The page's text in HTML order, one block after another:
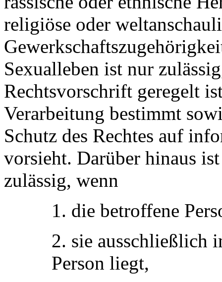
religiöse oder
Sexualleben ist nur
Rechtsvorschrift geregelt
Verarbeitung bestimmt
Schutz des Rechtes auf
vorsieht. Darüber hinaus
zulässig, wenn
1. die betroffene
2. sie ausschließlich
Person liegt,